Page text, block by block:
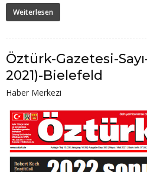
Weiterlesen
Öztürk-Gazetesi-
2021)-Bielefeld
Haber Merkezi